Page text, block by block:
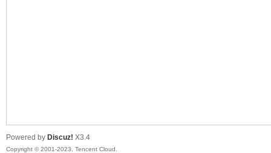
Powered by Discuz! X3.4
Copyright © 2001-2023, Tencent Cloud.